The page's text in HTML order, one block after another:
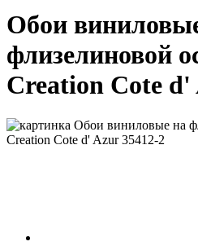
Обои
флизелиновой
Creation Cote d'